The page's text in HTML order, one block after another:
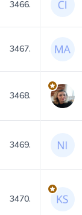
3466.
3467.
3468.
3469.
3470.